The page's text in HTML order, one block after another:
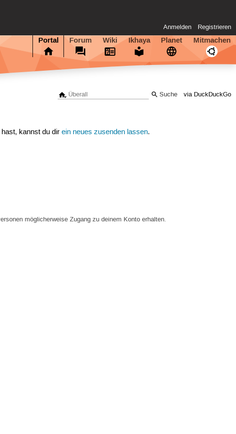
Anmelden Registrieren
Portal Forum Wiki Ikhaya Planet Mitmachen
via DuckDuckGo
hast, kannst du direin neues zusenden lassen.
möglicherweise Zugang zu deinem Konto erhalten.